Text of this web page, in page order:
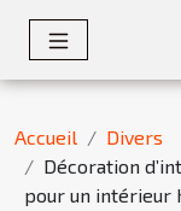
Accueil
Divers
Décoration
pour un intérieur